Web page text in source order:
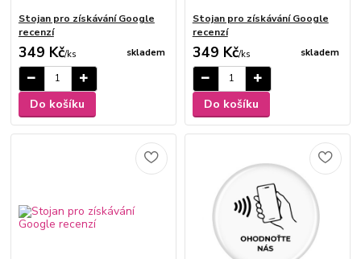
Stojan pro získávání Google
recenzí
349 Kč/ks skladem
Do košíku
Stojan pro získávání Google
recenzí
349 Kč/ks skladem
Do košíku